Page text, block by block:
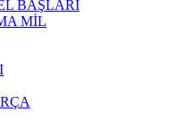
BAŞLARI
MİL